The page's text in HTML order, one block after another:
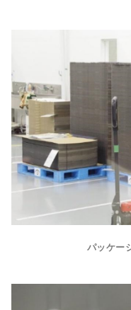
パッケー